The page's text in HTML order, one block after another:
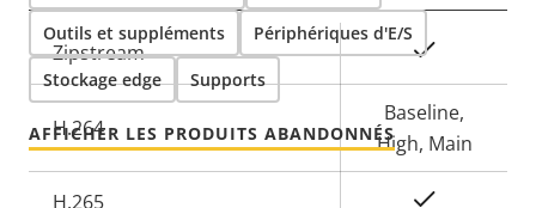
Description
de la
Valeur de
la
Zipstream
H.264
Baseline,
High, Main
H.265
Outils et suppléments Périphériques d'E/S
Stockage edge Supports
AFFICHER LES PRODUITS ABANDONNÉS